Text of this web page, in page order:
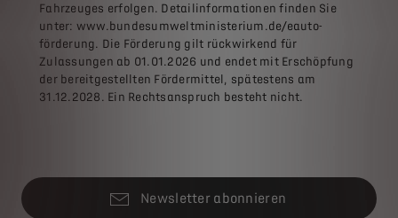
Fahrzeuges erfolgen. Detailinformationen finden Sie
unter: www.bundesumweltministerium.de/eauto-
förderung. Die Förderung gilt rückwirkend für
Zulassungen ab 01.01.2026 und endet mit Erschöpfung
der bereitgestellten Fördermittel, spätestens am
31.12.2028. Ein Rechtsanspruch besteht nicht.
Newsletter abonnieren